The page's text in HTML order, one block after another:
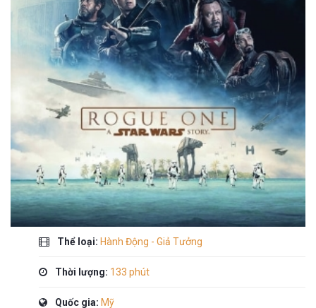
Thể loại: Hành Động - Giả Tưởng
Thời lượng: 133 phút
Quốc gia: Mỹ